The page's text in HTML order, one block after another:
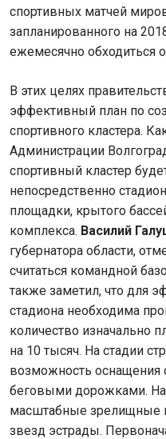
спортивных матчей
запланированного на
ежемесячно обходиться
В этих целях
эффективный план по
спортивного кластера.
Администрации
спортивный кластер
непосредственно
площадки, крытого
комплекса. Василий
губернатора области,
считаться командной
также заметил, что для
стадиона необходима
количество изначально
на 10 тысяч. На стадии
возможность оснащения
беговыми дорожками. На
масштабные зрелищные
звезд эстрады.